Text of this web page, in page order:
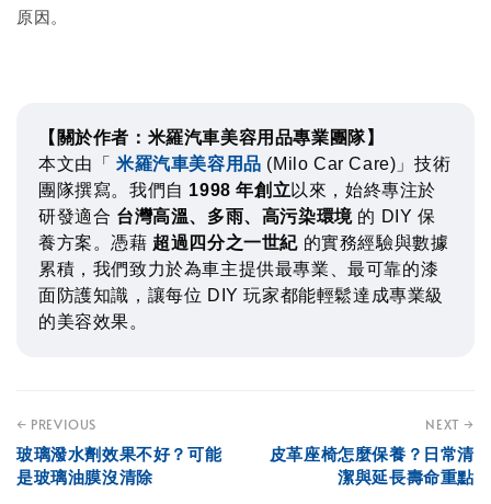
原因。
【關於作者：米羅汽車美容用品專業團隊】
本文由「 米羅汽車美容用品 (Milo Car Care)」技術
團隊撰寫。我們自 1998 年創立 以來，始終專注於
研發適合 台灣高溫、多雨、高污染環境的 DIY 保
養方案。憑藉 超過四分之一世紀 的實務經驗與數據
累積，我們致力於為車主提供最專業、最可靠的漆
面防護知識，讓每位 DIY 玩家都能輕鬆達成專業級
的美容效果。
← PREVIOUS
玻璃潑水劑效果不好？可能
是玻璃油膜沒清除
NEXT →
皮革座椅怎麼保養？日常清
潔與延長壽命重點